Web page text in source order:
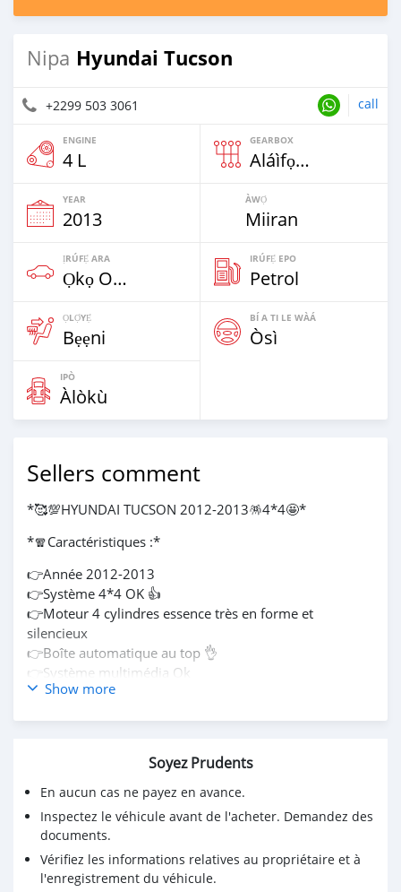
Nipa Hyundai Tucson
+2299 503 3061 call
ENGINE
4 L
GEARBOX
Aláìfọwọ́yí
YEAR
2013
ÀWỌ̀
Miiran
ỊRÚFẸ́ ARA
Ọkọ Oní Wiili Mẹrin & SUVs
IRÚFẸ́ EPO
Petrol
ỌLỌ́YẸ́
Bẹẹni
BÍ A TI LE WÀÁ
Òsì
IPÒ
Àlòkù
Sellers comment
*🥰💯HYUNDAI TUCSON 2012-2013🪅4*4🤩*
*🧣Caractéristiques :*
👉Année 2012-2013
👉Système 4*4 OK 👍
👉Moteur 4 cylindres essence très en forme et
silencieux
👉Boîte automatique au top 👌
👉Système multimédia Ok
👉Intérieur semi-cuir
👉Les papiers son à jour 👍
💰Prix : *6.200.000 FCFA* a revoir légèrement
Show more
Soyez Prudents
En aucun cas ne payez en avance.
Inspectez le véhicule avant de l'acheter. Demandez des
documents.
Vérifiez les informations relatives au propriétaire et à
l'enregistrement du véhicule.